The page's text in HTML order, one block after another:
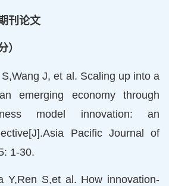
刊论文
）
J, et al. Scaling up into a
emerging economy through
model innovation: an
Pacific Journal of
1-30.
Y,Ren S,et al. How innovation-